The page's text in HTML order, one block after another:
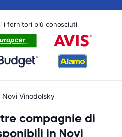
i fornitori più conosciuti
Novi Vinodolsky
compagnie di
in Novi